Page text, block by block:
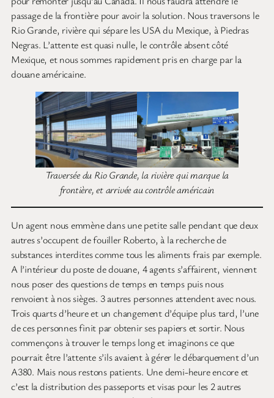
passage de la frontière pour avoir la solution. Nous traversons le
Rio Grande, rivière qui sépare les USA du Mexique, à Piedras
Negras. L’attente est quasi nulle, le contrôle absent côté
Mexique, et nous sommes rapidement pris en charge par la
douane américaine.
Traversée du Rio Grande, la rivière qui marque la
frontière, et arrivée au contrôle américain
Un agent nous emmène dans une petite salle pendant que deux
autres s’occupent de fouiller Roberto, à la recherche de
substances interdites comme tous les aliments frais par exemple.
A l’intérieur du poste de douane, 4 agents s’affairent, viennent
nous poser des questions de temps en temps puis nous
renvoient à nos sièges. 3 autres personnes attendent avec nous.
Trois quarts d’heure et un changement d’équipe plus tard, l’une
de ces personnes finit par obtenir ses papiers et sortir. Nous
commençons à trouver le temps long et imaginons ce que
pourrait être l’attente s’ils avaient à gérer le débarquement d’un
A380. Mais nous restons patients. Une demi-heure encore et
c’est la distribution des passeports et visas pour les 2 autres